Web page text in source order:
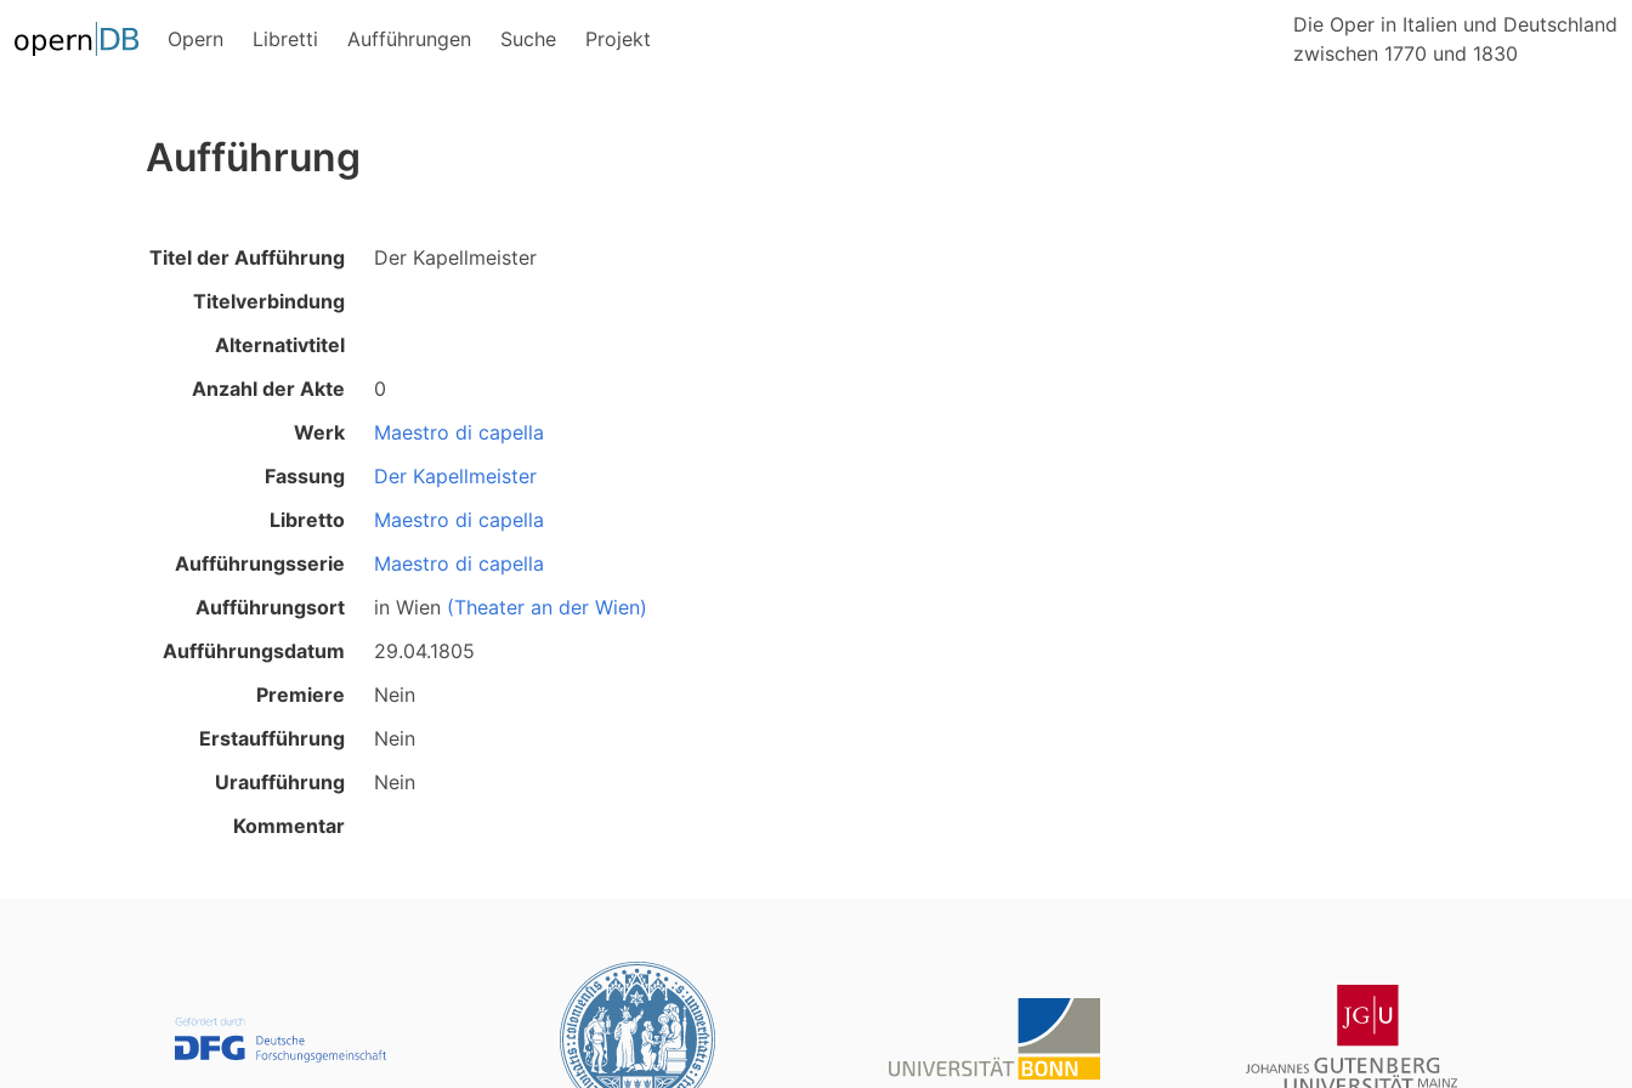
Opern Libretti Aufführungen Suche Projekt
Die Oper in Italien und Deutschland
zwischen 1770 und 1830
Aufführung
Titel der Aufführung
Der Kapellmeister
Titelverbindung
Alternativtitel
Anzahl der Akte
0
Werk
Maestro di capella
Fassung
Der Kapellmeister
Libretto
Maestro di capella
Aufführungsserie
Maestro di capella
Aufführungsort
in Wien (Theater an der Wien)
Aufführungsdatum
29.04.1805
Premiere
Nein
Erstaufführung
Nein
Uraufführung
Nein
Kommentar